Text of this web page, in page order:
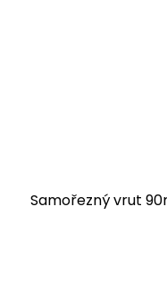
Samořezný vrut